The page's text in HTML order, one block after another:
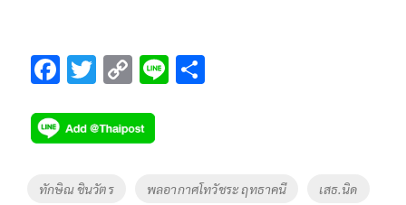
F
e
b
o
T
tt
er
C
p
y
Li
Li
Tags
ทักษิณ ชินวัตร พลอากาศโทวัชระ ฤทธาคนี เสธ.นิด